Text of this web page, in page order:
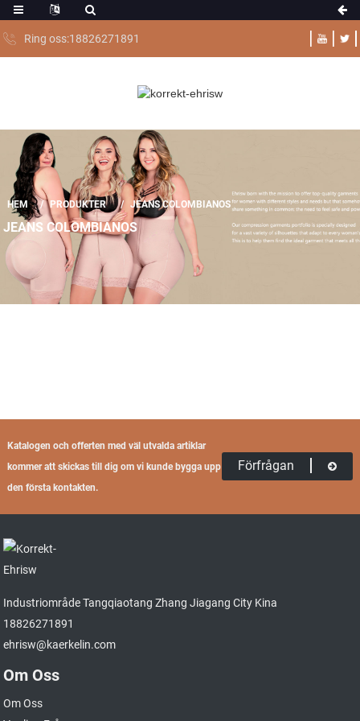
Ring oss:18826271891
HEM PRODUKTER JEANS COLOMBIANOS
JEANS COLOMBIANOS
Katalogen och offerten med väl utvalda artiklar
kommer att skickas till dig om vi kunde bygga upp
den första kontakten.
Förfrågan
Industriområde Tangqiaotang Zhang Jiagang City Kina
18826271891
ehrisw@kaerkelin.com
Om Oss
Om Oss